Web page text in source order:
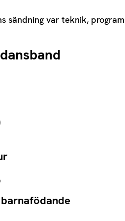
sändning var teknik,